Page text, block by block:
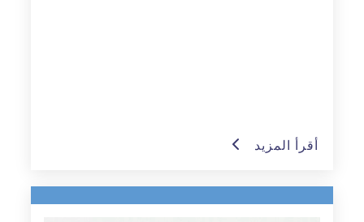
أقرأ المزيد